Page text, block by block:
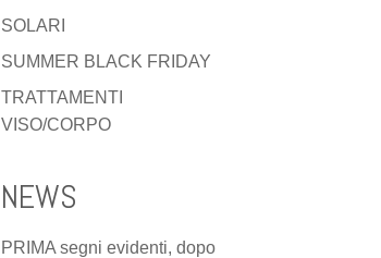
SOLARI
SUMMER BLACK FRIDAY
TRATTAMENTI
VISO/CORPO
NEWS
PRIMA segni evidenti, dopo